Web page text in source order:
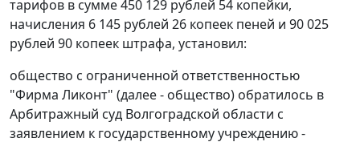
тарифов в сумме 450 129 рублей 54 копейки,
начисления 6 145 рублей 26 копеек пеней и 90 025
рублей 90 копеек штрафа, установил:
общество с ограниченной ответственностью
"Фирма Ликонт" (далее - общество) обратилось в
Арбитражный суд Волгоградской области с
заявлением к государственному учреждению -